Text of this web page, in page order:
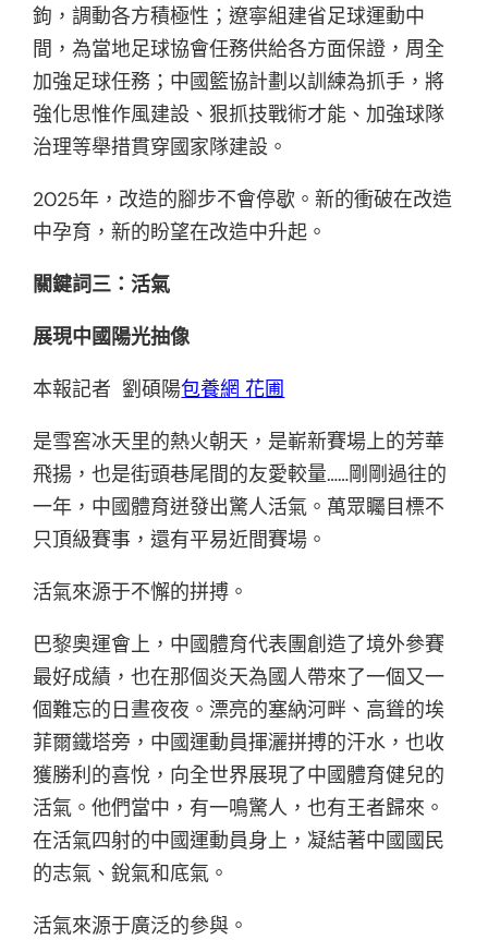
鉤，調動各方積極性；遼寧組建省足球運動中
間，為當地足球協會任務供給各方面保證，周全
加強足球任務；中國籃協計劃以訓練為抓手，將
強化思惟作風建設、狠抓技戰術才能、加強球隊
治理等舉措貫穿國家隊建設。
2025年，改造的腳步不會停歇。新的衝破在改造
中孕育，新的盼望在改造中升起。
關鍵詞三：活氣
展現中國陽光抽像
本報記者 劉碩陽包養網 花圃
是雪窖冰天里的熱火朝天，是嶄新賽場上的芳華
飛揚，也是街頭巷尾間的友愛較量……剛剛過往的
一年，中國體育迸發出驚人活氣。萬眾矚目標不
只頂級賽事，還有平易近間賽場。
活氣來源于不懈的拼搏。
巴黎奧運會上，中國體育代表團創造了境外參賽
最好成績，也在那個炎天為國人帶來了一個又一
個難忘的日晝夜夜。漂亮的塞納河畔、高聳的埃
菲爾鐵塔旁，中國運動員揮灑拼搏的汗水，也收
獲勝利的喜悅，向全世界展現了中國體育健兒的
活氣。他們當中，有一鳴驚人，也有王者歸來。
在活氣四射的中國運動員身上，凝結著中國國民
的志氣、銳氣和底氣。
活氣來源于廣泛的參與。